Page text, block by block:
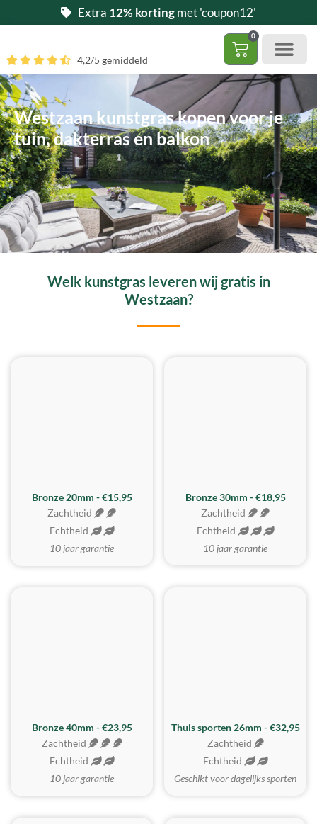
naar
inhoud
Extra 12% kortingmet 'coupon12'
0
4,2/5 gemiddeld
Westzaan kunstgras kopen voor je
tuin, dakterras en balkon
Welk kunstgras leveren wij gratis in
Westzaan?
Bronze 20mm - €15,95
Zachtheid
Echtheid
10 jaar garantie
BESTE KOOP
Bronze 30mm - €18,95
Zachtheid
Echtheid
10 jaar garantie
Bronze 40mm - €23,95
Zachtheid
Echtheid
10 jaar garantie
Thuis sporten 26mm - €32,95
Zachtheid
Echtheid
Geschikt voor dagelijks sporten